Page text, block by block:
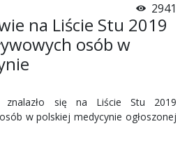
2941
na Liście Stu 2019
osób w
znalazło się na Liście Stu 2019
w polskiej medycynie ogłoszonej